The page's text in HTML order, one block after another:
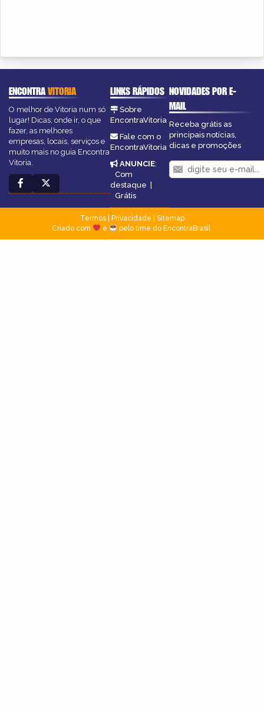
ENCONTRAVITORIA
O melhor de Vitoria num só
lugar! Dicas, onde ir, o que
fazer, as melhores
empresas, locais, serviços e
muito mais no guia Encontra
Vitoria.
LINKS RÁPIDOS
Sobre
EncontraVitoria
Fale com o
EncontraVitoria
ANUNCIE:
Com
destaque |
Grátis
NOVIDADES POR E-
MAIL
Receba grátis as
principais notícias,
dicas e promoções
Termos| Privacidade
Sitemap
Criado com
e pelo time do EncontraBrasil